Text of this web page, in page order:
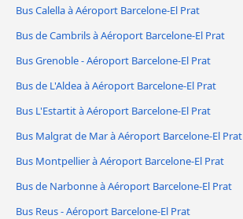
Bus Calella à Aéroport Barcelone-El Prat
Bus de Cambrils à Aéroport Barcelone-El Prat
Bus Grenoble - Aéroport Barcelone-El Prat
Bus de L'Aldea à Aéroport Barcelone-El Prat
Bus L'Estartit à Aéroport Barcelone-El Prat
Bus Malgrat de Mar à Aéroport Barcelone-El Prat
Bus Montpellier à Aéroport Barcelone-El Prat
Bus de Narbonne à Aéroport Barcelone-El Prat
Bus Reus - Aéroport Barcelone-El Prat